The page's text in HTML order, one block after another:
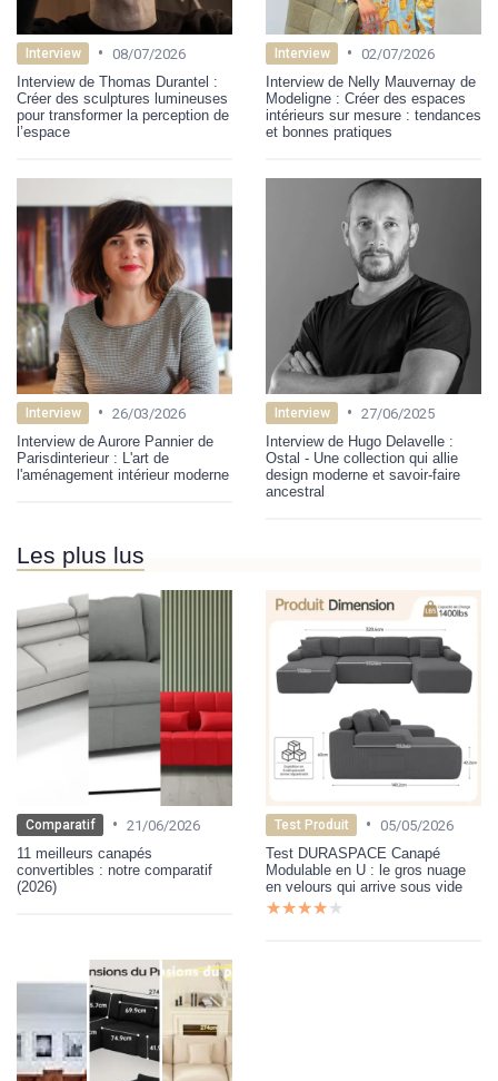
Interview • 08/07/2026
Interview de Thomas Durantel :
Créer des sculptures lumineuses
pour transformer la perception de
l’espace
Interview • 02/07/2026
Interview de Nelly Mauvernay de
Modeligne : Créer des espaces
intérieurs sur mesure : tendances
et bonnes pratiques
Interview • 26/03/2026
Interview de Aurore Pannier de
Parisdinterieur : L'art de
l'aménagement intérieur moderne
Interview • 27/06/2025
Interview de Hugo Delavelle :
Ostal - Une collection qui allie
design moderne et savoir-faire
ancestral
Les plus lus
Comparatif • 21/06/2026
11 meilleurs canapés
convertibles : notre comparatif
(2026)
Test Produit • 05/05/2026
Test DURASPACE Canapé
Modulable en U : le gros nuage
en velours qui arrive sous vide
★★★★★
★★★★★